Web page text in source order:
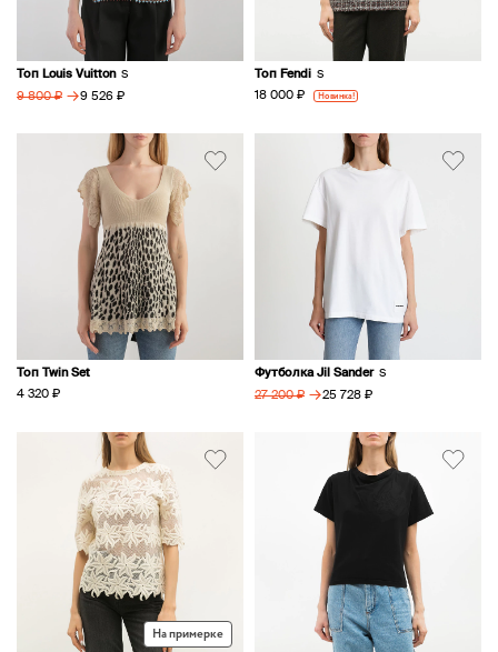
Топ Louis Vuitton S
9 800 ₽ → 9 526 ₽
Топ Fendi S
18 000 ₽ Новинка!
Топ Twin Set
4 320 ₽
Футболка Jil Sander S
27 200 ₽ → 25 728 ₽
На примерке